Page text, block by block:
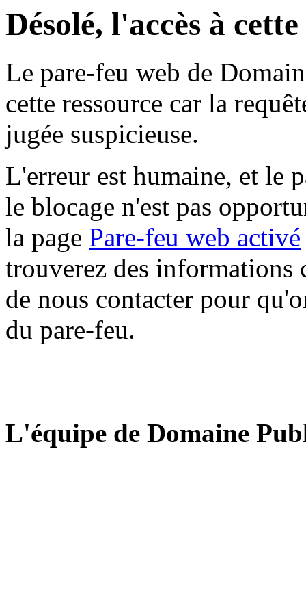
Désolé, l'accès à
Le pare-feu web de
cette ressource car la
jugée suspicieuse.
L'erreur est humaine, et le
le blocage n'est pas
la page Pare-feu web activé
trouverez des informations
de nous contacter pour
du pare-feu.
L'équipe de Domaine